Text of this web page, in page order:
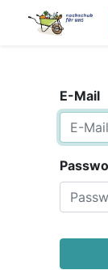
E-Mail